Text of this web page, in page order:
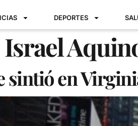
DEPORTES
Israel
sintió en